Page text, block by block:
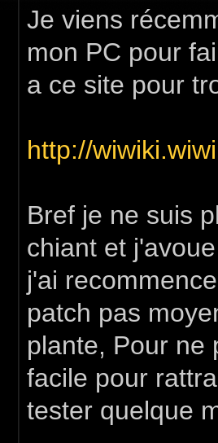
Je viens
mon PC pour
a ce site pour
http://
Bref je ne suis
chiant et
j'ai
patch pas
plante, Pour ne
facile pour
tester quelque